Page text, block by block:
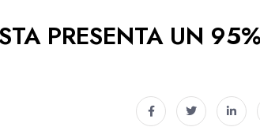
PRESENTA UN